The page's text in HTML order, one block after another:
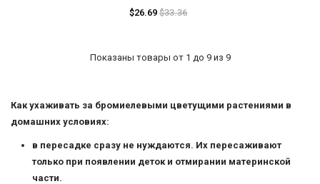
$26.69 $33.36
Показаны товары от 1 до 9 из 9
Как ухаживать за бромиелевыми цветущими растениями в
домашних условиях:
в пересадке сразу не нуждаются. Их пересаживают
только при появлении деток и отмирании материнской
части.